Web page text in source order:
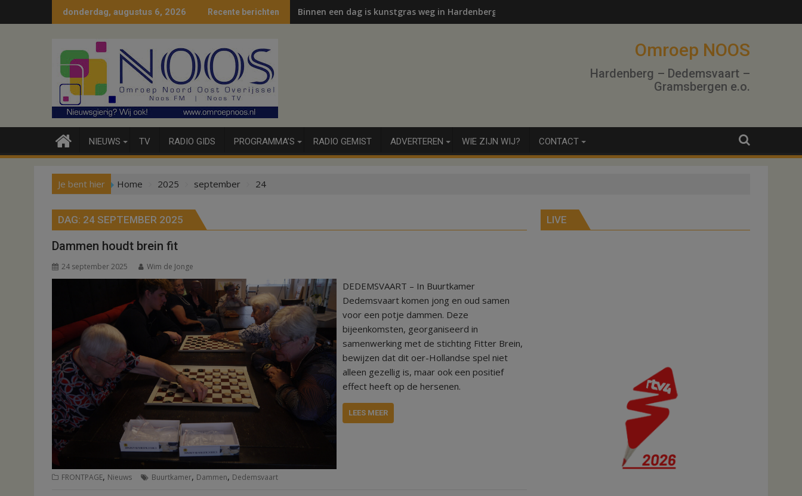
naar
donderdag, augustus 6, 2026 Recente berichten Binnen een dag is kunstgras weg in Hardenberg en Sibculo
Omroep NOOS
Hardenberg – Dedemsvaart –
Gramsbergen e.o.
NIEUWS TV RADIO GIDS PROGRAMMA’S RADIO GEMIST ADVERTEREN WIE ZIJN WIJ? CONTACT
Je bent hier Home 2025 september 24
DAG: 24 SEPTEMBER 2025
Dammen houdt brein fit
24 september 2025 Wim de Jonge
DEDEMSVAART – In Buurtkamer
Dedemsvaart komen jong en oud samen
voor een potje dammen. Deze
bijeenkomsten, georganiseerd in
samenwerking met de stichting Fitter Brein,
bewijzen dat dit oer-Hollandse spel niet
alleen gezellig is, maar ook een positief
effect heeft op de hersenen.
LEES MEER
FRONTPAGE, Nieuws Buurtkamer, Dammen, Dedemsvaart
LIVE